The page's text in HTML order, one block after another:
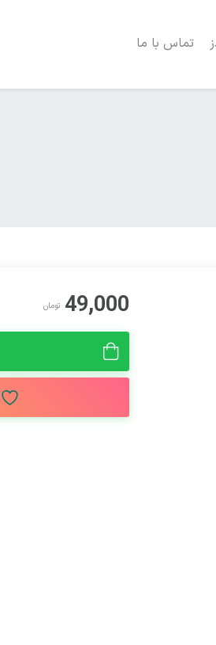
تماس با ما
49,000 تومان